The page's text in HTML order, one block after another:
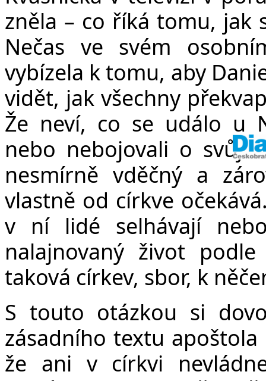
zněla – co říká tomu, jak
Nečas ve svém
vybízela k tomu, aby
vidět, jak všechny
Že neví, co se událo u
nebo nebojovali o svůj
nesmírně vděčný a
vlastně od církve
v ní lidé selhávají
nalajnovaný život
taková církev, sbor, k
S touto otázkou si
zásadního textu
že ani v církvi